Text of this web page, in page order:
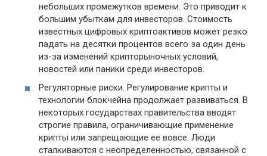
небольших промежутков времени. Это приводит к
большим убыткам для инвесторов. Стоимость
известных цифровых криптоактивов может резко
падать на десятки процентов всего за один день
из-за изменений крипторыночных условий,
новостей или паники среди инвесторов.
Регуляторные риски. Регулирование крипты и
технологии блокчейна продолжает развиваться. В
некоторых государствах правительства вводят
строгие правила, ограничивающие применение
крипты или запрещающие ее вовсе. Люди
сталкиваются с неопределенностью, связанной с